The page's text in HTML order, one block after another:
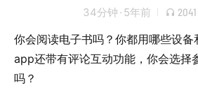
34分钟 · 5年前 2041
你会阅读电子书吗？你都用哪些设备
app还带有评论互动功能，你会选择
吗？